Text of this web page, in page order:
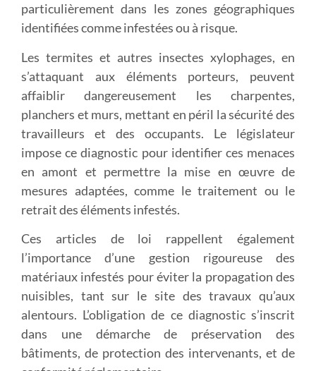
particulièrement dans les zones géographiques
identifiées comme infestées ou à risque.
Les termites et autres insectes xylophages, en
s’attaquant aux éléments porteurs, peuvent
affaiblir dangereusement les charpentes,
planchers et murs, mettant en péril la sécurité des
travailleurs et des occupants. Le législateur
impose ce diagnostic pour identifier ces menaces
en amont et permettre la mise en œuvre de
mesures adaptées, comme le traitement ou le
retrait des éléments infestés.
Ces articles de loi rappellent également
l’importance d’une gestion rigoureuse des
matériaux infestés pour éviter la propagation des
nuisibles, tant sur le site des travaux qu’aux
alentours. L’obligation de ce diagnostic s’inscrit
dans une démarche de préservation des
bâtiments, de protection des intervenants, et de